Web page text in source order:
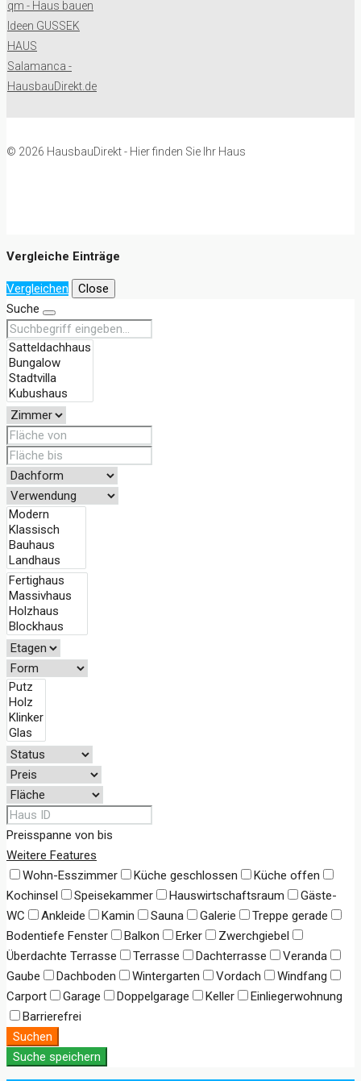
© 2026 HausbauDirekt - Hier finden Sie Ihr Haus
Vergleiche Einträge
Vergleichen
Close
Suche
Preisspanne von bis
Weitere Features
Wohn-Esszimmer
Küche geschlossen
Küche offen
Kochinsel
Speisekammer Hauswirtschaftsraum
Gäste-
WC
Ankleide Kamin Sauna Galerie
Treppe gerade
Bodentiefe Fenster
Balkon Erker
Zwerchgiebel
Überdachte Terrasse
Terrasse Dachterrasse
Veranda
Gaube
Dachboden Wintergarten Vordach
Windfang
Carport
Garage Doppelgarage Keller
Einliegerwohnung
Barrierefrei
Suchen
Suche speichern